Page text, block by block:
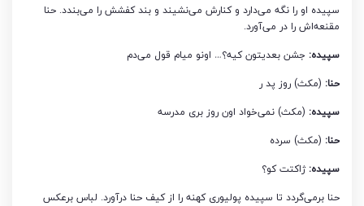
سپیده او را نگه می‌دارد و کنارش می‌نشیند و بند کفشش را می‌بندد. حنا
مقنعه‌اش را در می‌آورد.
سپیده: جشن بعدیتون کیه؟… اونو میام قول می‌دم
حنا: (مکث) روز پد ر
سپیده: (مکث) نمی‌خواد اون روز بری مدرسه
حنا: (مکث) سرده
سپیده: ژاکتت کو؟
حنا برمی‌گردد تا سپیده پولیوری کهنه را از کیف حنا درآورد. لباس برعکس